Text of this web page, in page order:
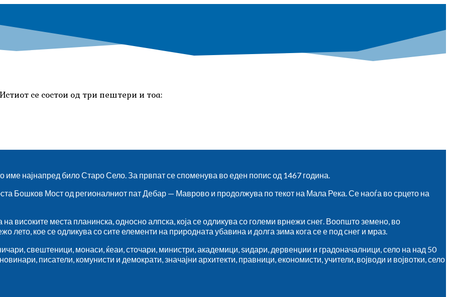
се состои од три пештери и тоа:
име најнапред било Старо Село. За првпат се споменува во еден попис од 1467 година.
Бошков Мост од регионалниот пат Дебар — Маврово и продолжува по текот на Мала Река. Се наоѓа во срцето на
високите места планинска, односно алпска, која се одликува со големи врнежи снег. Воопшто земено, во
лето, кое се одликува со сите елементи на природната убавина и долга зима кога се е под снег и мраз.
свештеници, монаси, ќеаи, сточари, министри, академици, ѕидари, дервенџии и градоначалници, село на над 50
писатели, комунисти и демократи, значајни архитекти, правници, економисти, учители, војводи и војвотки, село